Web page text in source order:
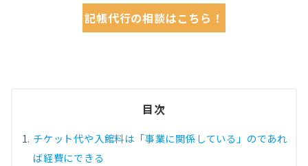
記帳代行の相談はこちら！
目次
チケット代や入館料は「事業に関係している」のであれ
ば経費にできる